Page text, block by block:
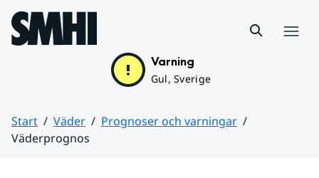
Hoppa till sidans innehåll
Varning
Gul, Sverige
Start Väder
Prognoser och varningar
Väderprognos